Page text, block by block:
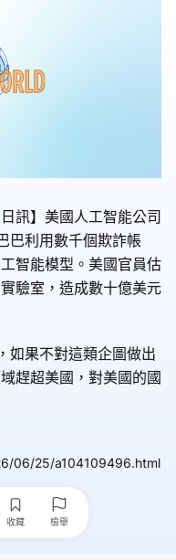
訊】美國人工智能公司
巴利用數千個欺詐帳
智能模型。美國官員估
驗室，造成數十億美元
如果不對這類企圖做出
趕超美國，對美國的國
06/25/a104109496.html
收藏 檢舉